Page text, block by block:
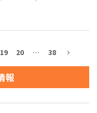
19 20 … 38
報